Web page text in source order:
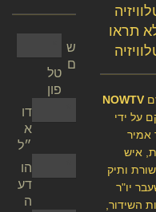
ש
ם
טל
פון
דו
א
״ל
הו
דע
ה
תראו
NOWTV
על ידי
אמיר
איש
ותיק
יו"ר
השידור,